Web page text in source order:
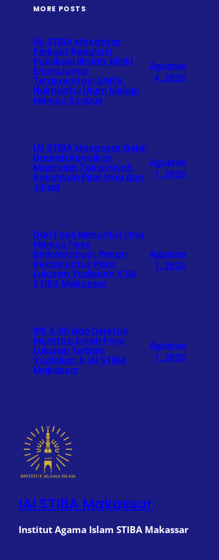
MORE POSTS
IAI STIBA Makassar
Perkuat Reputasi
Publikasi Ilmiah: Miliki
EnamJurnal
Terakreditasi SINTA,
Nukhbatul Ulum Melaju
Menuju Scopus
Agustus
4, 2026
IAI STIBA Makassar Gelar
Daurah Kenaikan
Marhalah Takwiniyah,
Kokohkan Pilar Ilmu dan
Jihad
Agustus
1, 2026
Dari Fase Menuntut Ilmu
Menuju Fase
Berkontribusi: Pesan
Rektor untuk Para
Lulusan Yudisium X IAI
STIBA Makassar
Agustus
1, 2026
IPK 4,00 dan Deretan
Mumtaz: Inilah Para
Lulusan Terbaik
Yudisium X IAI STIBA
Makassar
Agustus
1, 2026
IAI STIBA Makassar
Institut Agama Islam STIBA Makassar